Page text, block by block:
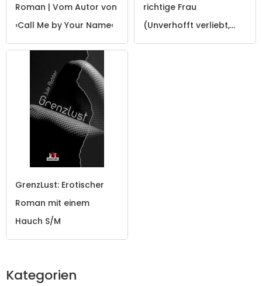
Roman | Vom Autor von
›Call Me by Your Name‹
richtige Frau
(Unverhofft verliebt,
Band 3)
GrenzLust: Erotischer
Roman mit einem
Hauch S/M
Kategorien